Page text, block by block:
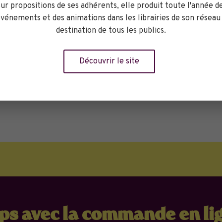
avec la commande en
propositions de ses adhérents, elle produit toute l'année
et des animations dans les librairies de son réseau
destination de tous les publics.
Découvrir le site